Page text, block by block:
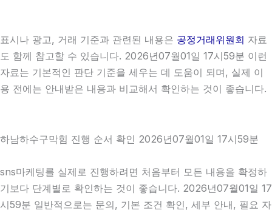
표시나 광고, 거래 기준과 관련된 내용은 공정거래위원회 자료
도 함께 참고할 수 있습니다. 2026년07월01일 17시59분 이런
자료는 기본적인 판단 기준을 세우는 데 도움이 되며, 실제 이
용 전에는 안내받은 내용과 비교해서 확인하는 것이 좋습니다.
하남하수구막힘 진행 순서 확인 2026년07월01일 17시59분
sns마케팅를 실제로 진행하려면 처음부터 모든 내용을 확정하
기보다 단계별로 확인하는 것이 좋습니다. 2026년07월01일 17
시59분 일반적으로는 문의, 기본 조건 확인, 세부 안내, 필요 자